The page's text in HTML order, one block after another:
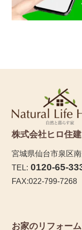
株式会社ヒロ住建
宮城県仙台市泉区
TEL: 0120-65-
FAX:022-799-7268
お家のリフォーム